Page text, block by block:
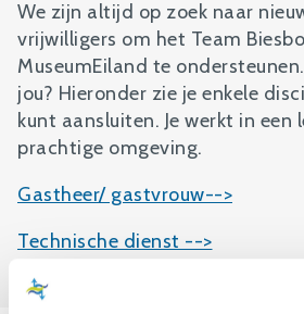
We zijn altijd op zoek naar
vrijwilligers om het Team
MuseumEiland te
jou? Hieronder zie je enkele
kunt aansluiten. Je werkt in een
prachtige omgeving.
Gastheer/ gastvrouw-->
Technische dienst -->